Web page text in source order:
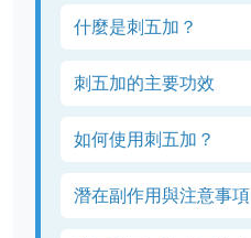
什麼是刺五加？
刺五加的主要功效
如何使用刺五加？
潛在副作用與注意事項